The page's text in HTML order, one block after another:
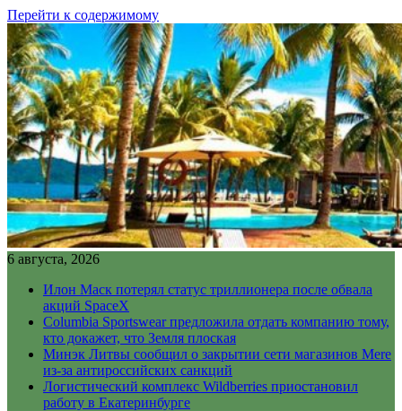
Перейти к содержимому
6 августа, 2026
Илон Маск потерял статус триллионера после обвала
акций SpaceX
Columbia Sportswear предложила отдать компанию тому,
кто докажет, что Земля плоская
Минэк Литвы сообщил о закрытии сети магазинов Mere
из-за антироссийских санкций
Логистический комплекс Wildberries приостановил
работу в Екатеринбурге